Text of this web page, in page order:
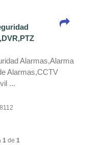
Alarmas,Alarma
Alarmas,CCTV
...
1 de 1